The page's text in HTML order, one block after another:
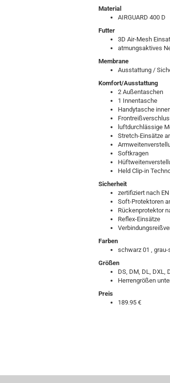
Material
AIRGUARD 400 D
Futter
3D Air-Mesh
atmungsaktives
Membrane
Ausstattung /
Komfort/Ausstattung
2 Außentaschen
1 Innentasche
Handytasche
luftdurchlässige
Stretch-Einsätze
Softkragen
Held Clip-in
Sicherheit
zertifiziert nach
Soft-Protektoren
Rückenprotektor
Reflex-Einsätze
Farben
schwarz 01 ,
Größen
DS, DM, DL, DXL,
Herrengrößen
Preis
189.95 €